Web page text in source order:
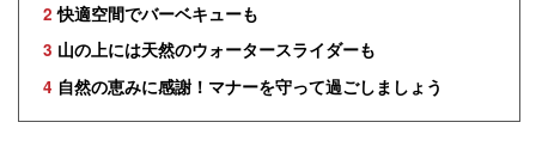
2 快適空間でバーベキューも
3 山の上には天然のウォータースライダーも
4 自然の恵みに感謝！マナーを守って過ごしましょう